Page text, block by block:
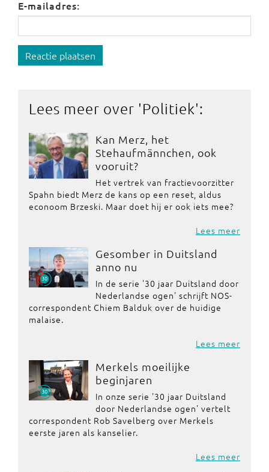
E-mailadres:
Reactie plaatsen
Lees meer over 'Politiek':
Kan Merz, het
Stehaufmännchen, ook
vooruit?
Het vertrek van fractievoorzitter
Spahn biedt Merz de kans op een reset, aldus
econoom Brzeski. Maar doet hij er ook iets mee?
Lees meer
Gesomber in Duitsland
anno nu
In de serie '30 jaar Duitsland door
Nederlandse ogen' schrijft NOS-
correspondent Chiem Balduk over de huidige
malaise.
Lees meer
Merkels moeilijke
beginjaren
In onze serie '30 jaar Duitsland
door Nederlandse ogen' vertelt
correspondent Rob Savelberg over Merkels
eerste jaren als kanselier.
Lees meer